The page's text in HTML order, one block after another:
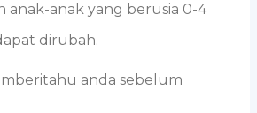
anak-anak yang berusia 0-4
dirubah.
anda sebelum